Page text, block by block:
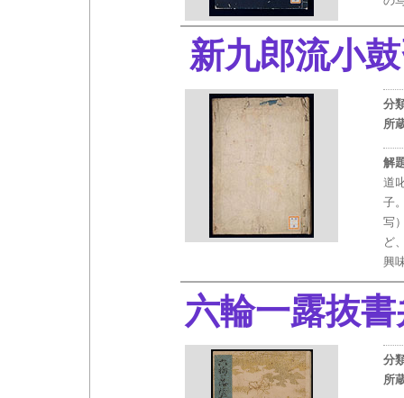
新九郎流小
分
所
解
道
子
写
ど
興
六輪一露抜
分
所